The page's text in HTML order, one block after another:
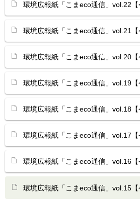
環境広報紙「こまeco通信」vol.22【
環境広報紙「こまeco通信」vol.21【
環境広報紙「こまeco通信」vol.20【
環境広報紙「こまeco通信」vol.19【
環境広報紙「こまeco通信」vol.18【
環境広報紙「こまeco通信」vol.17【
環境広報紙「こまeco通信」vol.16【
環境広報紙「こまeco通信」vol.15【